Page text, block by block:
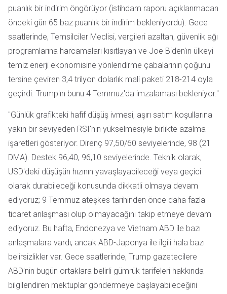
puanlık bir indirim öngörüyor (istihdam raporu açıklanmadan
önceki gün 65 baz puanlık bir indirim bekleniyordu). Gece
saatlerinde, Temsilciler Meclisi, vergileri azaltan, güvenlik ağı
programlarına harcamaları kısıtlayan ve Joe Biden'ın ülkeyi
temiz enerji ekonomisine yönlendirme çabalarının çoğunu
tersine çeviren 3,4 trilyon dolarlık mali paketi 218-214 oyla
geçirdi. Trump'ın bunu 4 Temmuz'da imzalaması bekleniyor."
"Günlük grafikteki hafif düşüş ivmesi, aşırı satım koşullarına
yakın bir seviyeden RSI'nın yükselmesiyle birlikte azalma
işaretleri gösteriyor. Direnç 97,50/60 seviyelerinde, 98 (21
DMA). Destek 96,40, 96,10 seviyelerinde. Teknik olarak,
USD'deki düşüşün hızının yavaşlayabileceği veya geçici
olarak durabileceği konusunda dikkatli olmaya devam
ediyoruz; 9 Temmuz ateşkes tarihinden önce daha fazla
ticaret anlaşması olup olmayacağını takip etmeye devam
ediyoruz. Bu hafta, Endonezya ve Vietnam ABD ile bazı
anlaşmalara vardı, ancak ABD-Japonya ile ilgili hala bazı
belirsizlikler var. Gece saatlerinde, Trump gazetecilere
ABD'nin bugün ortaklara belirli gümrük tarifeleri hakkında
bilgilendiren mektuplar göndermeye başlayabileceğini